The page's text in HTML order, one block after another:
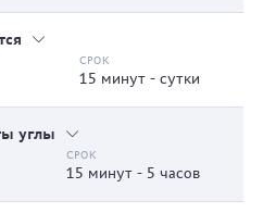
15 минут - сутки
углы
15 минут - 5 часов